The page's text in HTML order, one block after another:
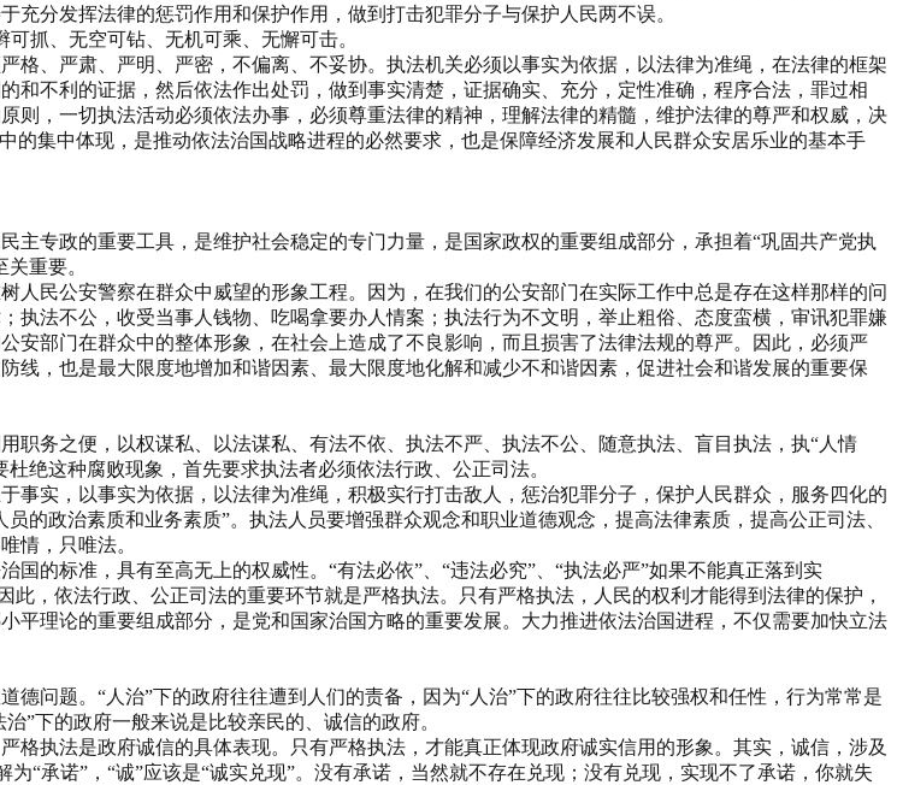
分发挥法律的惩罚作用和保护作用，做到打击犯罪分子与保护人民两不误。
抓、无空可钻、无机可乘、无懈可击。
、严肃、严明、严密，不偏离、不妥协。执法机关必须以事实为依据，以法律为准绳，在法律的框架
不利的证据，然后依法作出处罚，做到事实清楚，证据确实、充分，定性准确，程序合法，罪过相
，一切执法活动必须依法办事，必须尊重法律的精神，理解法律的精髓，维护法律的尊严和权威，决
集中体现，是推动依法治国战略进程的必然要求，也是保障经济发展和人民群众安居乐业的基本手
专政的重要工具，是维护社会稳定的专门力量，是国家政权的重要组成部分，承担着“巩固共产党执
重要。
民公安警察在群众中威望的形象工程。因为，在我们的公安部门在实际工作中总是存在这样那样的问
法不公，收受当事人钱物、吃喝拿要办人情案；执法行为不文明，举止粗俗、态度蛮横，审讯犯罪嫌
部门在群众中的整体形象，在社会上造成了不良影响，而且损害了法律法规的尊严。因此，必须严
，也是最大限度地增加和谐因素、最大限度地化解和减少不和谐因素，促进社会和谐发展的重要保
务之便，以权谋私、以法谋私、有法不依、执法不严、执法不公、随意执法、盲目执法，执“人情
绝这种腐败现象，首先要求执法者必须依法行政、公正司法。
实，以事实为依据，以法律为准绳，积极实行打击敌人，惩治犯罪分子，保护人民群众，服务四化的
的政治素质和业务素质”。执法人员要增强群众观念和职业道德观念，提高法律素质，提高公正司法、
情，只唯法。
的标准，具有至高无上的权威性。“有法必依”、“违法必究”、“执法必严”如果不能真正落到实
，依法行政、公正司法的重要环节就是严格执法。只有严格执法，人民的权利才能得到法律的保护，
平理论的重要组成部分，是党和国家治国方略的重要发展。大力推进依法治国进程，不仅需要加快立法
问题。“人治”下的政府往往遭到人们的责备，因为“人治”下的政府往往比较强权和任性，行为常常是
”下的政府一般来说是比较亲民的、诚信的政府。
执法是政府诚信的具体表现。只有严格执法，才能真正体现政府诚实信用的形象。其实，诚信，涉及
“承诺”，“诚”应该是“诚实兑现”。没有承诺，当然就不存在兑现；没有兑现，实现不了承诺，你就失